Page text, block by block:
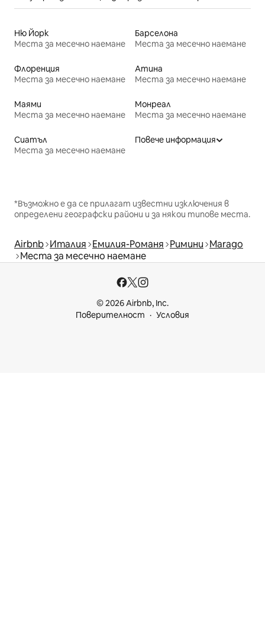
Ню Йорк
Места за месечно наемане
Барселона
Места за месечно наемане
Флоренция
Места за месечно наемане
Атина
Места за месечно наемане
Маями
Места за месечно наемане
Монреал
Места за месечно наемане
Сиатъл
Места за месечно наемане
Повече информация
*Възможно е да се прилагат известни изключения в
определени географски райони и за някои типове места.
Airbnb Италия Емилия-Романя Римини Marago
Места за месечно наемане
© 2026 Airbnb, Inc.
Поверителност
Условия